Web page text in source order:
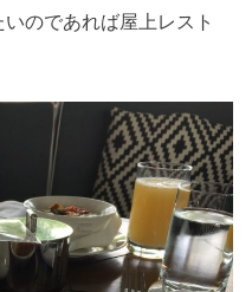
のであれば屋上レスト